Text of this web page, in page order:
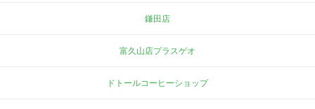
鎌田店
富久山店プラスゲオ
ドトールコーヒーショップ